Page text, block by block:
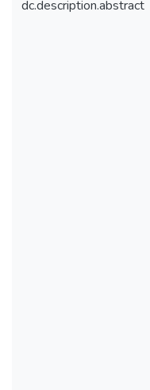
dc.description.abstract